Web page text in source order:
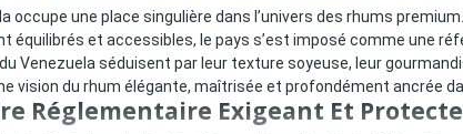
occupe une place singulière dans l’univers des rhums
équilibrés et accessibles, le pays s’est imposé comme une
Venezuela séduisent par leur texture soyeuse, leur
vision du rhum élégante, maîtrisée et profondément ancrée
Réglementaire Exigeant Et